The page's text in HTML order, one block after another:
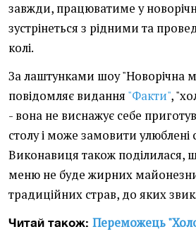
завжди, працюватиме у
зустрінеться з рідними та
колі.
За лаштунками шоу "Новорічна
повідомляє видання "Факти",
- вона не виснажує себе
столу і може замовити улюблені
Виконавиця також поділилася,
меню не буде жирних
традиційних страв, до яких
Читай також: Переможець